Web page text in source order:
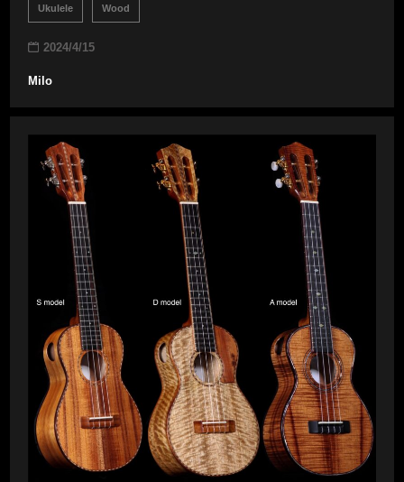
Ukulele Wood
2024/4/15
Milo